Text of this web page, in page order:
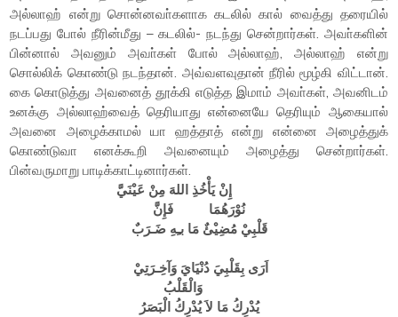
அல்லாஹ் என்று சொன்னவா்களாக கடலில் கால் வைத்து தரையில்
நடப்பது போல் நீரின்மீது – கடலில்- நடந்து சென்றார்கள். அவா்களின்
பின்னால் அவனும் அவா்கள் போல் அல்லாஹ், அல்லாஹ் என்று
சொல்லிக் கொண்டு நடந்தான். அவ்வளவுதான் நீரில் மூழ்கி விட்டான்.
கை கொடுத்து அவனைத் தூக்கி எடுத்த இமாம் அவா்கள், அவனிடம்
உனக்கு அல்லாஹ்வைத் தெரியாது என்னையே தெரியும் ஆகையால்
அவனை அழைக்காமல் யா ஹத்தாத் என்று என்னை அழைத்துக்
கொண்டுவா எனக்கூறி அவனையும் அழைத்து சென்றார்கள்.
பின்வருமாறு பாடிக்காட்டினார்கள்.
إِنْ يَأْخُذِ اللهَ مِنْ عَيْنَيَّ
نُوْرَهُمَا فَإِنَّ
قَلْبِيْ مُضِيْئٌ مَا بـِهِ ضَـرَبٌ
اَرَى بِقَلْبِيَ دُنْيَايَ وَآخِـرَتِيْ
وَالْقَلْبُ
يُدْرِكُ مَا لاَ يُدْرِكُ الْبَصَرُ